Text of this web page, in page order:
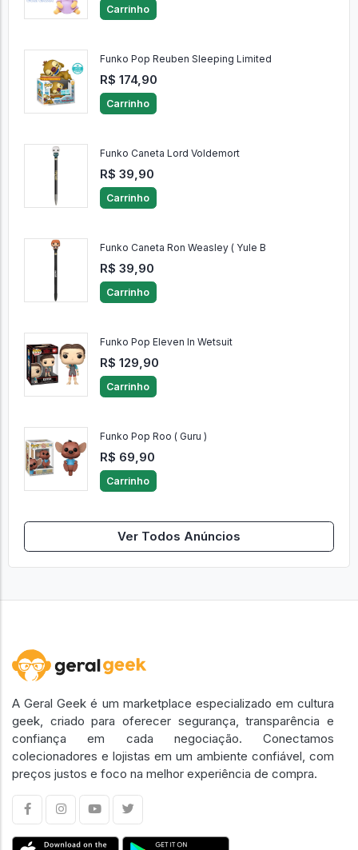
Carrinho
Funko Pop Reuben Sleeping Limited
R$ 174,90
Carrinho
Funko Caneta Lord Voldemort
R$ 39,90
Carrinho
Funko Caneta Ron Weasley ( Yule B
R$ 39,90
Carrinho
Funko Pop Eleven In Wetsuit
R$ 129,90
Carrinho
Funko Pop Roo ( Guru )
R$ 69,90
Carrinho
Ver Todos Anúncios
A Geral Geek é um marketplace especializado em cultura
geek, criado para oferecer segurança, transparência e
confiança em cada negociação. Conectamos
colecionadores e lojistas em um ambiente confiável, com
preços justos e foco na melhor experiência de compra.